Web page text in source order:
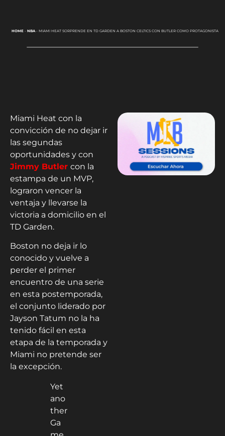
HOME- NBA- MIAMI HEAT SORPRENDE EN TD GARDEN A BOSTON CELTICS CON BUTLER COMO PROTAGONISTA
Miami Heat con la
convicción de no dejar ir
las segundas
oportunidades y con
Jimmy Butler con la
estampa de un MVP,
lograron vencer la
ventaja y llevarse la
victoria a domicilio en el
TD Garden.
Boston no deja ir lo
conocido y vuelve a
perder el primer
encuentro de una serie
en esta postemporada,
el conjunto liderado por
Jayson Tatum no la ha
tenido fácil en esta
etapa de la temporada y
Miami no pretende ser
la excepción.
Yet
ano
ther
Ga